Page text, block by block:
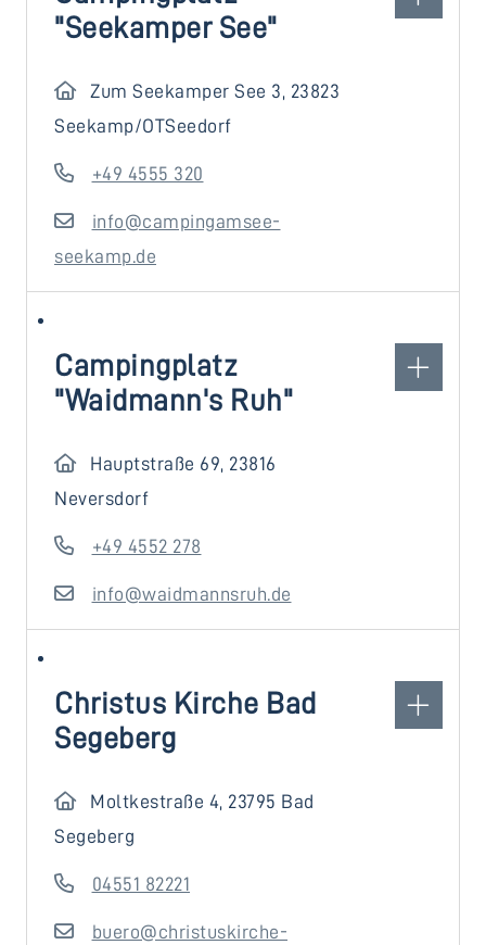
"Seekamper See"
Zum Seekamper See 3, 23823
Seekamp/OTSeedorf
+49 4555 320
info@campingamsee-
seekamp.de
Campingplatz
"Waidmann's Ruh"
Hauptstraße 69, 23816
Neversdorf
+49 4552 278
info@waidmannsruh.de
Christus Kirche Bad
Segeberg
Moltkestraße 4, 23795 Bad
Segeberg
04551 82221
buero@christuskirche-